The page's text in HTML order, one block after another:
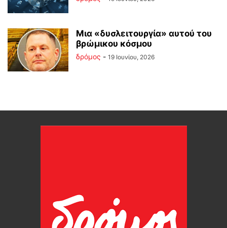
Μια «δυσλειτουργία» αυτού του
βρώμικου κόσμου
δρόμος - 19 Ιουνίου, 2026